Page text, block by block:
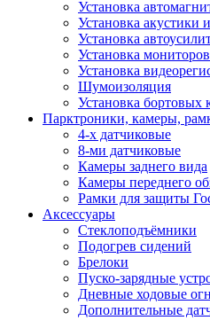
Установка
Установка акустики
Установка
Установка
Установка
Шумоизоляция
Установка бортовых
Парктроники, камеры,
4-х датчиковые
8-ми датчиковые
Камеры заднего вида
Камеры переднего
Рамки для защиты
Аксессуары
Стеклоподъёмники
Подогрев сидений
Брелоки
Пуско-зарядные
Дневные ходовые
Дополнительные